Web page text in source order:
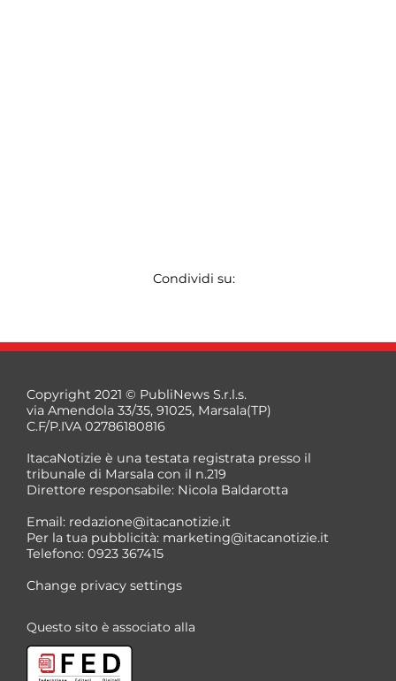
Condividi su:
Copyright 2021 © PubliNews S.r.l.s.
via Amendola 33/35, 91025, Marsala(TP)
C.F/P.IVA 02786180816
ItacaNotizie è una testata registrata presso il
tribunale di Marsala con il n.219
Direttore responsabile: Nicola Baldarotta
Email: redazione@itacanotizie.it
Per la tua pubblicità: marketing@itacanotizie.it
Telefono: 0923 367415
Change privacy settings
Questo sito è associato alla